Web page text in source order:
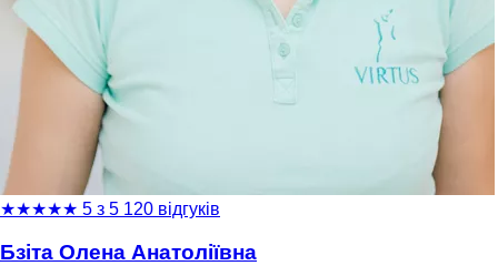
★★★★★ 5 з 5 120 відгуків
Бзіта Олена Анатоліївна